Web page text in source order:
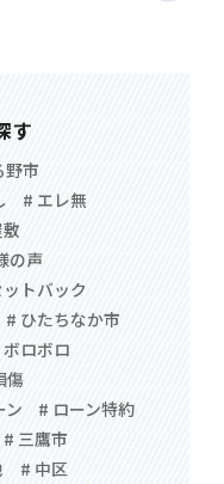
す
野市
# エレ無
の声
トバック
# ひたちなか市
ボロボロ
傷
ン
# ローン特約
# 三鷹市
# 中区